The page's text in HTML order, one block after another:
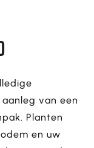
van een
Planten
en uw